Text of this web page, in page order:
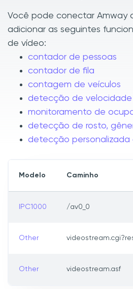
Você pode conectar Amway
adicionar as seguintes
de vídeo:
contador de pessoas
contador de fila
contagem de veículos
detecção de velocidade
monitoramento de
detecção de rosto,
detecção personalizada
Modelo Caminho
IPC1000 /av0_0
Other
Other videostream.asf